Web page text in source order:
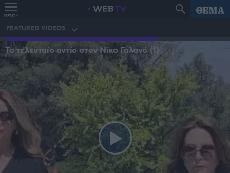
MENOY
FEATURED VIDEOS
Το τελευταίο αντίο στον Νίκο Γαλανό (1)